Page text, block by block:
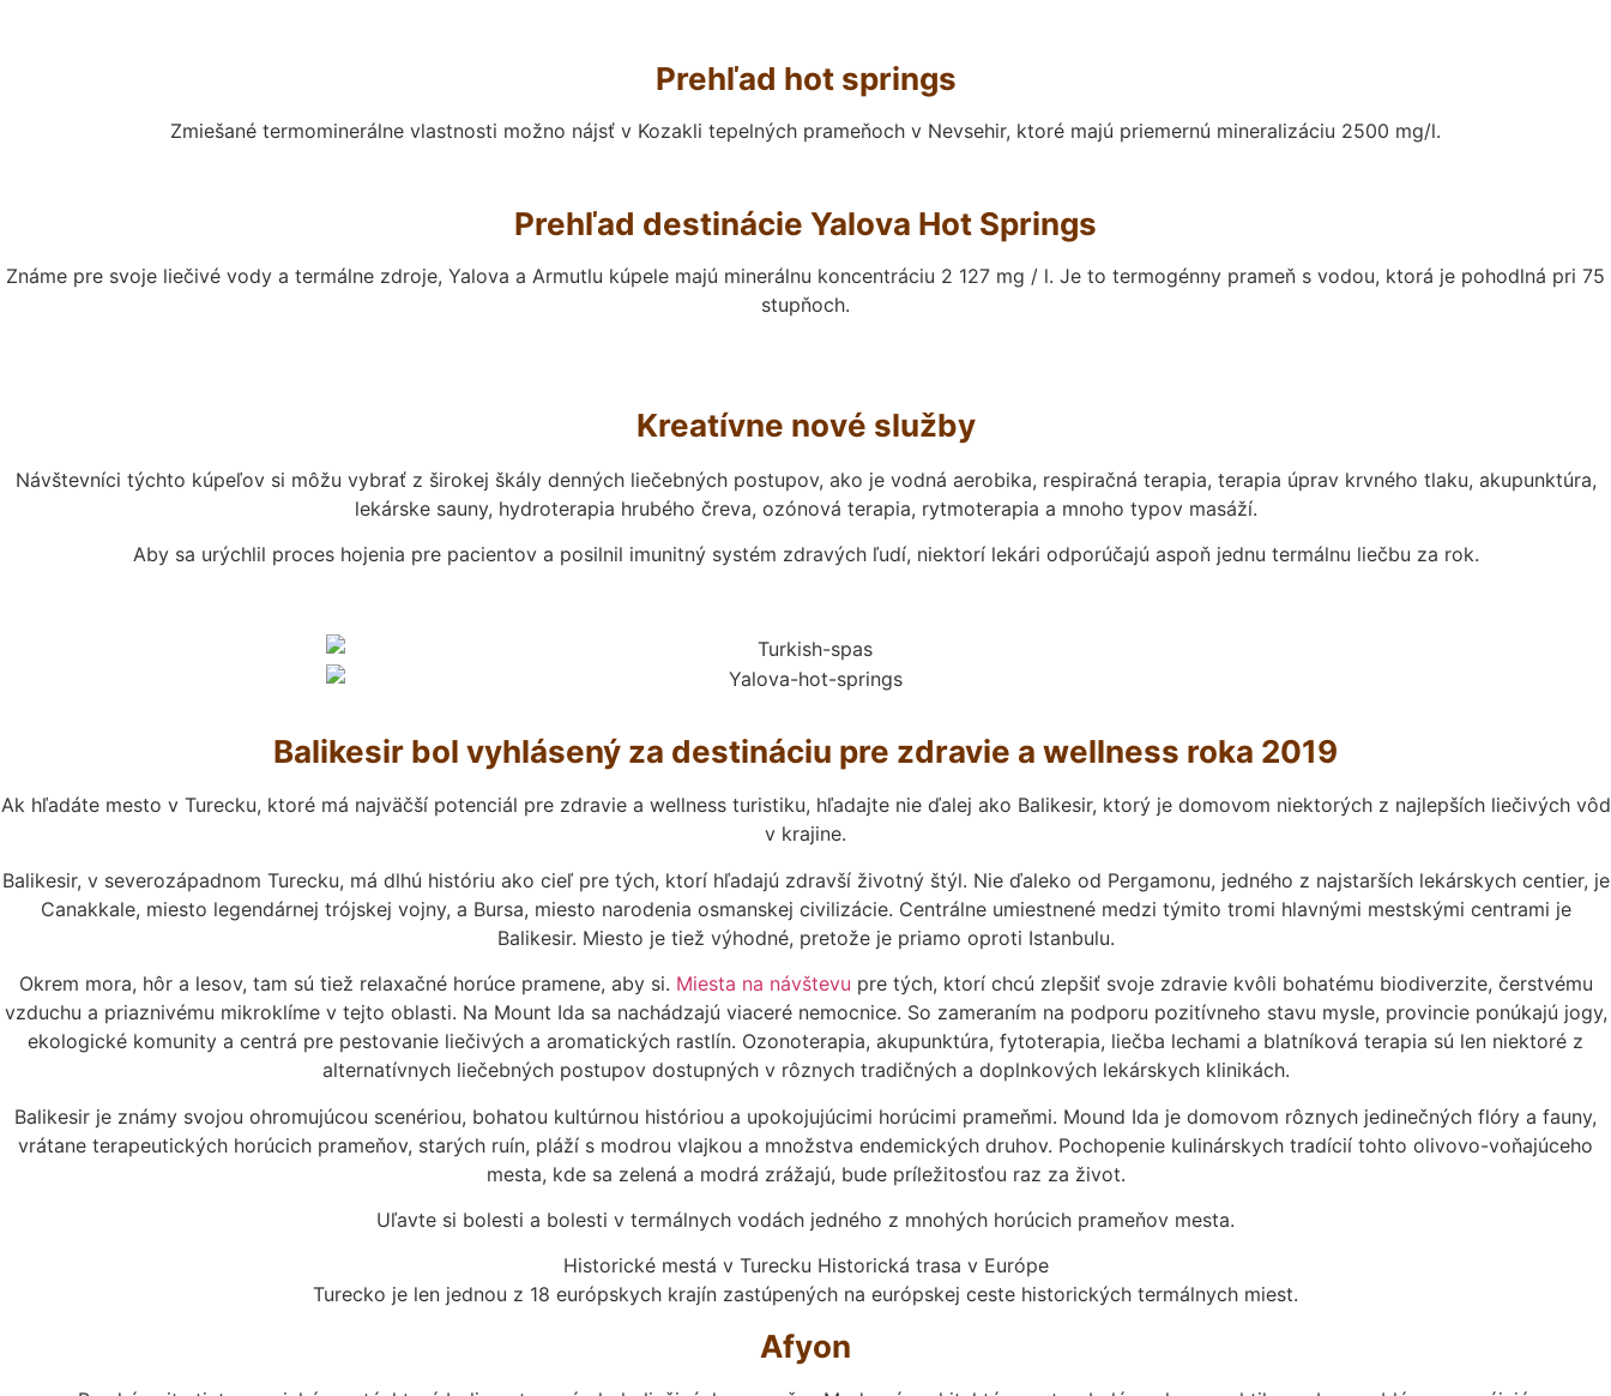
Prehľad hot springs
Zmiešané termominerálne vlastnosti možno nájsť v Kozakli tepelných prameňoch v Nevsehir, ktoré majú priemernú mineralizáciu 2500 mg/l.
Prehľad destinácie Yalova Hot Springs
Známe pre svoje liečivé vody a termálne zdroje, Yalova a Armutlu kúpele majú minerálnu koncentráciu 2 127 mg / l. Je to termogénny prameň s vodou, ktorá je pohodlná pri 75
stupňoch.
Kreatívne nové služby
Návštevníci týchto kúpeľov si môžu vybrať z širokej škály denných liečebných postupov, ako je vodná aerobika, respiračná terapia, terapia úprav krvného tlaku, akupunktúra,
lekárske sauny, hydroterapia hrubého čreva, ozónová terapia, rytmoterapia a mnoho typov masáží.
Aby sa urýchlil proces hojenia pre pacientov a posilnil imunitný systém zdravých ľudí, niektorí lekári odporúčajú aspoň jednu termálnu liečbu za rok.
Balikesir bol vyhlásený za destináciu pre zdravie a wellness roka 2019
Ak hľadáte mesto v Turecku, ktoré má najväčší potenciál pre zdravie a wellness turistiku, hľadajte nie ďalej ako Balikesir, ktorý je domovom niektorých z najlepších liečivých vôd
v krajine.
Balikesir, v severozápadnom Turecku, má dlhú históriu ako cieľ pre tých, ktorí hľadajú zdravší životný štýl. Nie ďaleko od Pergamonu, jedného z najstarších lekárskych centier, je
Canakkale, miesto legendárnej trójskej vojny, a Bursa, miesto narodenia osmanskej civilizácie. Centrálne umiestnené medzi týmito tromi hlavnými mestskými centrami je
Balikesir. Miesto je tiež výhodné, pretože je priamo oproti Istanbulu.
Okrem mora, hôr a lesov, tam sú tiež relaxačné horúce pramene, aby si. Miesta na návštevu pre tých, ktorí chcú zlepšiť svoje zdravie kvôli bohatému biodiverzite, čerstvému
vzduchu a priaznivému mikroklíme v tejto oblasti. Na Mount Ida sa nachádzajú viaceré nemocnice. So zameraním na podporu pozitívneho stavu mysle, provincie ponúkajú jogy,
ekologické komunity a centrá pre pestovanie liečivých a aromatických rastlín. Ozonoterapia, akupunktúra, fytoterapia, liečba lechami a blatníková terapia sú len niektoré z
alternatívnych liečebných postupov dostupných v rôznych tradičných a doplnkových lekárskych klinikách.
Balikesir je známy svojou ohromujúcou scenériou, bohatou kultúrnou históriou a upokojujúcimi horúcimi prameňmi. Mound Ida je domovom rôznych jedinečných flóry a fauny,
vrátane terapeutických horúcich prameňov, starých ruín, pláží s modrou vlajkou a množstva endemických druhov. Pochopenie kulinárskych tradícií tohto olivovo-voňajúceho
mesta, kde sa zelená a modrá zrážajú, bude príležitosťou raz za život.
Uľavte si bolesti a bolesti v termálnych vodách jedného z mnohých horúcich prameňov mesta.
Historické mestá v Turecku Historická trasa v Európe
Turecko je len jednou z 18 európskych krajín zastúpených na európskej ceste historických termálnych miest.
Afyon